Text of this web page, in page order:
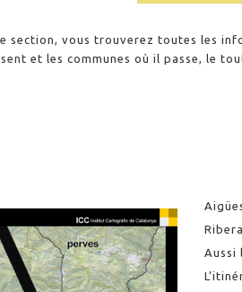
section, vous trouverez toutes les
et les communes où il passe, le
Aussi